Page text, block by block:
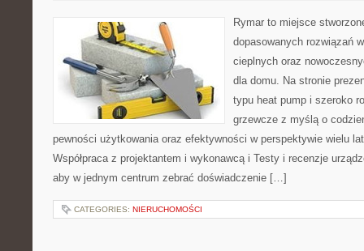
Rymar to miejsce
dopasowanych rozwiązań
cieplnych oraz
dla domu. Na stronie
typu heat pump i szeroko
grzewcze z myślą o
pewności użytkowania oraz efektywności w perspektywie wielu
Współpraca z projektantem i wykonawcą i Testy i recenzje
aby w jednym centrum zebrać doświadczenie […]
CATEGORIES: NIERUCHOMOŚCI